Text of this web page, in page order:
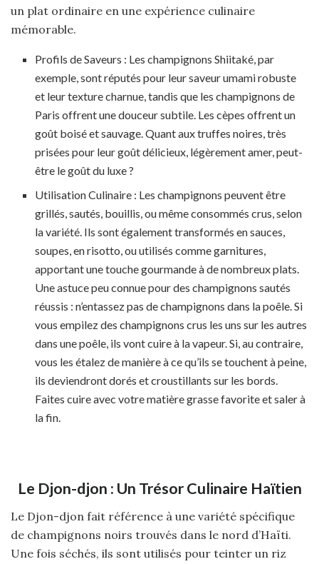
un plat ordinaire en une expérience culinaire
mémorable.
Profils de Saveurs : Les champignons Shiitaké, par
exemple, sont réputés pour leur saveur umami robuste
et leur texture charnue, tandis que les champignons de
Paris offrent une douceur subtile. Les cèpes offrent un
goût boisé et sauvage. Quant aux truffes noires, très
prisées pour leur goût délicieux, légèrement amer, peut-
être le goût du luxe ?
Utilisation Culinaire : Les champignons peuvent être
grillés, sautés, bouillis, ou même consommés crus, selon
la variété. Ils sont également transformés en sauces,
soupes, en risotto, ou utilisés comme garnitures,
apportant une touche gourmande à de nombreux plats.
Une astuce peu connue pour des champignons sautés
réussis : n’entassez pas de champignons dans la poêle. Si
vous empilez des champignons crus les uns sur les autres
dans une poêle, ils vont cuire à la vapeur. Si, au contraire,
vous les étalez de manière à ce qu’ils se touchent à peine,
ils deviendront dorés et croustillants sur les bords.
Faites cuire avec votre matière grasse favorite et saler à
la fin.
Le Djon-djon : Un Trésor Culinaire Haïtien
Le Djon-djon fait référence à une variété spécifique
de champignons noirs trouvés dans le nord d’Haïti.
Une fois séchés, ils sont utilisés pour teinter un riz